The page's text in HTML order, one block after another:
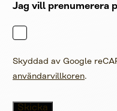
Jag vill prenumerera
Skyddad av Google
användarvillkoren.